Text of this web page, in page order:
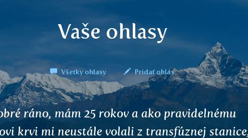
Vaše ohlasy
Všetky ohlasy Pridať ohlas
vynikajúcej kvality, ktoré prispievajú k
a duševnej rovnováhe. Vyskúšal som čaj